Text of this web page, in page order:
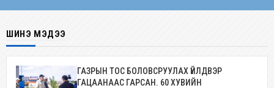
ШИНЭ МЭДЭЭ
ГАЗРЫН ТОС БОЛОВСРУУЛАХ ҮЙЛДВЭР
ГАЦААНААС ГАРСАН. 60 ХУВИЙН